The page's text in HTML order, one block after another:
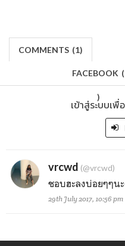
COMMENTS (1)
FACEBOOK (
)
เข้าสู่ระบบเ
vrcwd (@vrcwd)
ชอบฮะลงบ่อยๆๆน
29th July 2017, 10:56 pm